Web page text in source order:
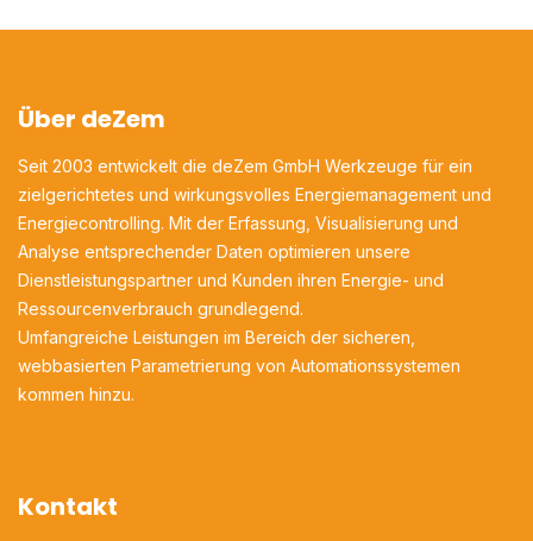
Über deZem
Seit 2003 entwickelt die deZem GmbH Werkzeuge für ein
zielgerichtetes und wirkungsvolles Energiemanagement und
Energiecontrolling. Mit der Erfassung, Visualisierung und
Analyse entsprechender Daten optimieren unsere
Dienstleistungspartner und Kunden ihren Energie- und
Ressourcenverbrauch grundlegend.
Umfangreiche Leistungen im Bereich der sicheren,
webbasierten Parametrierung von Automationssystemen
kommen hinzu.
Kontakt